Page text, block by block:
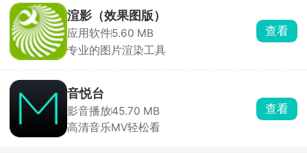
渲影（效果图版）
应用软件5.60 MB
专业的图片渲染工具
查看
音悦台
影音播放45.70 MB
高清音乐MV轻松看
查看